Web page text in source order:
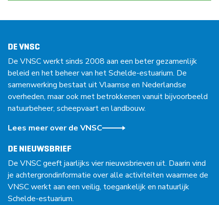
DE VNSC
De VNSC werkt sinds 2008 aan een beter gezamenlijk
beleid en het beheer van het Schelde-estuarium. De
samenwerking bestaat uit Vlaamse en Nederlandse
overheden, maar ook met betrokkenen vanuit bijvoorbeeld
natuurbeheer, scheepvaart en landbouw.
Lees meer over de VNSC
DE NIEUWSBRIEF
De VNSC geeft jaarlijks vier nieuwsbrieven uit. Daarin vind
je achtergrondinformatie over alle activiteiten waarmee de
VNSC werkt aan een veilig, toegankelijk en natuurlijk
Schelde-estuarium.